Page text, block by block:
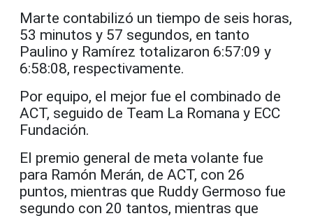
Marte contabilizó un tiempo de seis horas,
53 minutos y 57 segundos, en tanto
Paulino y Ramírez totalizaron 6:57:09 y
6:58:08, respectivamente.
Por equipo, el mejor fue el combinado de
ACT, seguido de Team La Romana y ECC
Fundación.
El premio general de meta volante fue
para Ramón Merán, de ACT, con 26
puntos, mientras que Ruddy Germoso fue
segundo con 20 tantos, mientras que